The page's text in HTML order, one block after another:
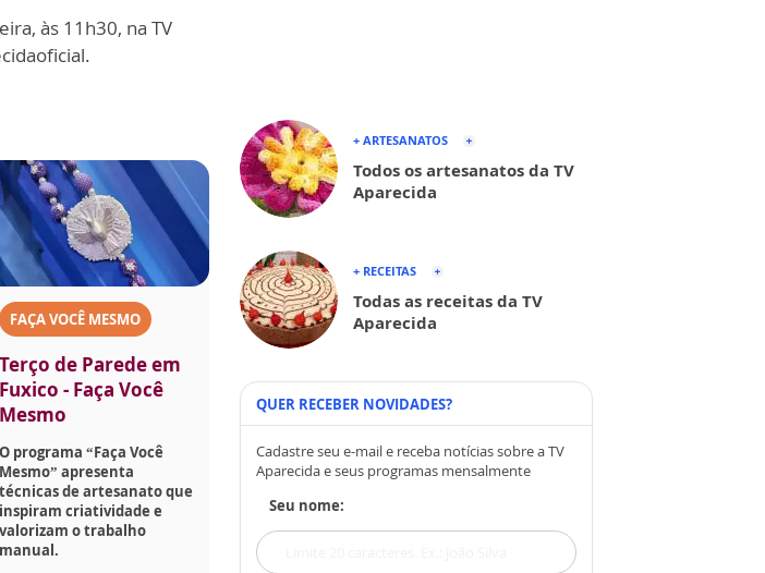
às 11h30, na TV
FAÇA VOCÊ MESMO
Terço de Parede em
Fuxico - Faça Você
Mesmo
O programa “Faça Você
Mesmo” apresenta
técnicas de artesanato que
inspiram criatividade e
valorizam o trabalho
manual.
+ ARTESANATOS
Todos os artesanatos da TV
Aparecida
+ RECEITAS
Todas as receitas da TV
Aparecida
QUER RECEBER NOVIDADES?
Cadastre seu e-mail e receba notícias sobre a TV
Aparecida e seus programas mensalmente
Seu nome: